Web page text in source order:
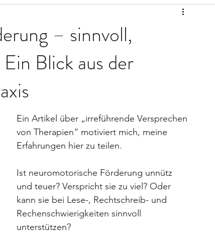
– sinnvoll,
Blick aus der
Ein Artikel über „irreführende Versprechen
von Therapien“ motiviert mich, meine
Erfahrungen hier zu teilen.
Ist neuromotorische Förderung unnütz
und teuer? Verspricht sie zu viel? Oder
kann sie bei Lese-, Rechtschreib- und
Rechenschwierigkeiten sinnvoll
unterstützen?